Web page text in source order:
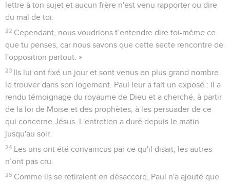
lettre à ton sujet et aucun frère n'est venu rapporter ou dire
du mal de toi.
22 Cependant, nous voudrions t’entendre dire toi-même ce
que tu penses, car nous savons que cette secte rencontre de
l'opposition partout. »
23 Ils lui ont fixé un jour et sont venus en plus grand nombre
le trouver dans son logement. Paul leur a fait un exposé : il a
rendu témoignage du royaume de Dieu et a cherché, à partir
de la loi de Moïse et des prophètes, à les persuader de ce
qui concerne Jésus. L'entretien a duré depuis le matin
jusqu'au soir.
24 Les uns ont été convaincus par ce qu'il disait, les autres
n’ont pas cru.
25 Comme ils se retiraient en désaccord, Paul n'a ajouté que